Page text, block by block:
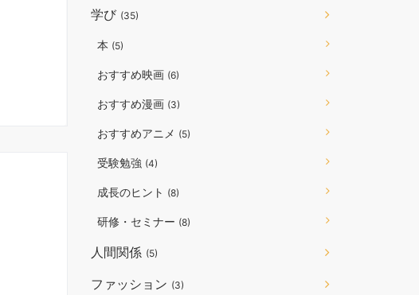
学び (35)
本 (5)
おすすめ映画 (6)
おすすめ漫画 (3)
おすすめアニメ (5)
受験勉強 (4)
成長のヒント (8)
研修・セミナー (8)
人間関係 (5)
ファッション (3)